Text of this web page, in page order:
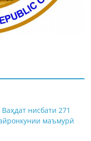
нисбати 271
маъмурӣ